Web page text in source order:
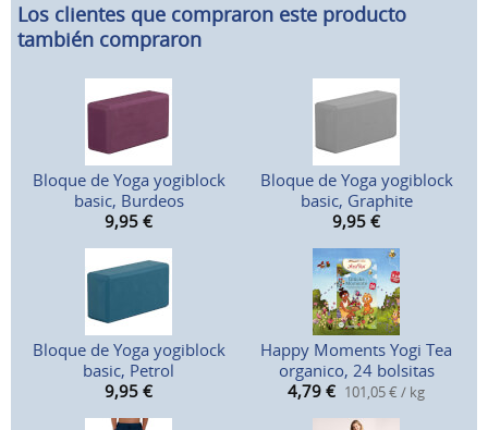
Los clientes que compraron este producto
también compraron
Bloque de Yoga yogiblock
basic, Burdeos
9,95 €
Bloque de Yoga yogiblock
basic, Graphite
9,95 €
Bloque de Yoga yogiblock
basic, Petrol
9,95 €
Happy Moments Yogi Tea
organico, 24 bolsitas
4,79 € 101,05 € / kg